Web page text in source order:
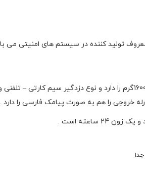
خروجی را هم به صورت پیامک فارسی را دارد .